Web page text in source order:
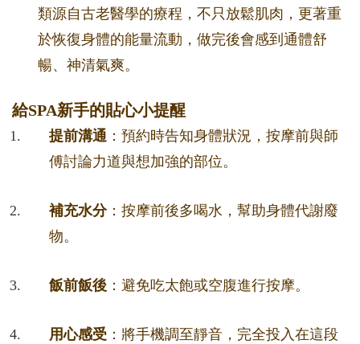
類源自古老醫學的療程，不只放鬆肌肉，更著重
於恢復身體的能量流動，做完後會感到通體舒
暢、神清氣爽。
給SPA新手的貼心小提醒
提前溝通 ：預約時告知身體狀況，按摩前與師
傅討論力道與想加強的部位。
補充水分：按摩前後多喝水，幫助身體代謝廢
物。
飯前飯後 ：避免吃太飽或空腹進行按摩。
用心感受 ：將手機調至靜音，完全投入在這段